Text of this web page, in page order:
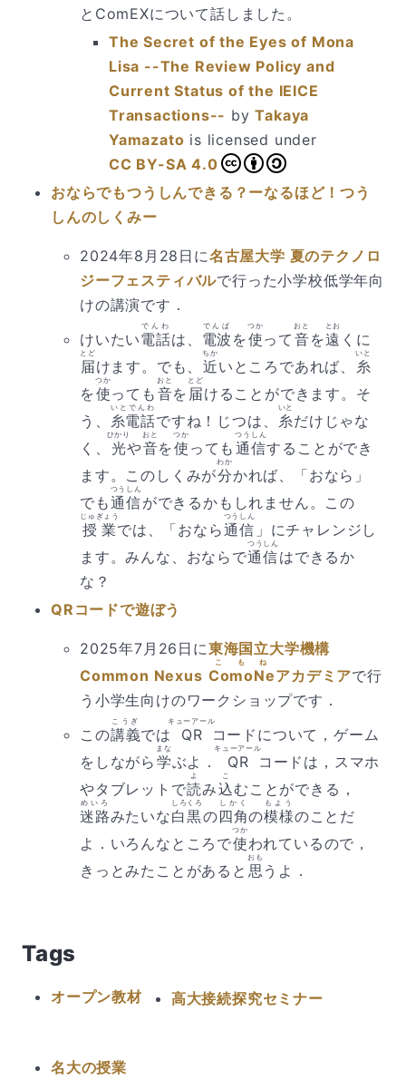
とComEXについて話しました。
The Secret of the Eyes of Mona
Lisa --The Review Policy and
Current Status of the IEICE
Transactions-- byTakaya
Yamazato is licensed under
CC BY-SA 4.0
おならでもつうしんできる？ーなるほど！つう
しんのしくみー
2024年8月28日に名古屋大学 夏のテクノロ
ジーフェスティバルで行った小学校低学年向
けの講演です．
けいたい電話
でんわ
は、 電波
でんぱ
を使
つか
って 音
おと
を遠
とお
くに
届
とど
けます。でも、 近
ちか
いところであれば、 糸
いと
を使
つか
っても 音
おと
を 届
とど
けることができます。そ
う、
糸電話
いとでんわ
ですね！じつは、 糸
いと
だけじゃな
く、 光
ひかり
や音
おと
を使
つか
っても 通信
つうしん
することができ
ます。このしくみが分
わか
かれば、「おなら」
でも通信
つうしん
ができるかもしれません。この
授業
じゅぎょう
では、「おなら通信
つうしん
」にチャレンジし
ます。みんな、おならで通信
つうしん
はできるか
な？
QRコードで遊ぼう
2025年7月26日に東海国立大学機構
Common Nexus ComoNe
こもね
アカデミアで行
う小学生向けのワークショップです．
この講義
こうぎ
では QR
キューアール
コードについて，ゲーム
をしながら 学
まな
ぶよ． QR
キューアール
コードは，スマホ
やタブレットで読
よ
み込
こ
むことができる，
迷路
めいろ
みたいな白黒
しろくろ
の四角
しかく
の模様
もよう
のことだ
よ．いろんなところで使
つか
われているので，
きっとみたことがあると 思
おも
うよ．
Tags
オープン教材 高大接続探究セミナー
名大の授業